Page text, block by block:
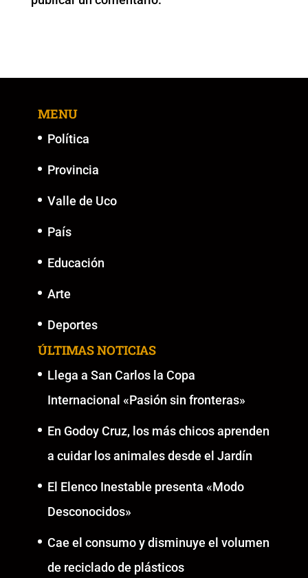
k
MENU
Política
Provincia
Valle de Uco
País
Educación
Arte
Deportes
ÚLTIMAS NOTICIAS
Llega a San Carlos la Copa
Internacional «Pasión sin fronteras»
En Godoy Cruz, los más chicos aprenden
a cuidar los animales desde el Jardín
El Elenco Inestable presenta «Modo
Desconocidos»
Cae el consumo y disminuye el volumen
de reciclado de plásticos